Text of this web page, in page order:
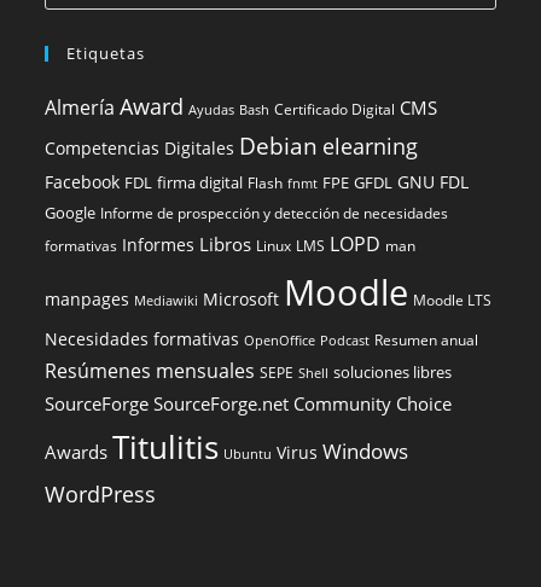
Etiquetas
Almería Award Ayudas Bash Certificado Digital CMS
Competencias Digitales Debian elearning
Facebook FDL firma digital Flash fnmt FPE GFDL GNU FDL
Google Informe de prospección y detección de necesidades
formativas Informes Libros Linux LMS LOPD man
manpages Mediawiki Microsoft Moodle Moodle LTS
Necesidades formativas OpenOffice Podcast Resumen anual
Resúmenes mensuales SEPE Shell soluciones libres
SourceForge SourceForge.net Community Choice
Awards Titulitis Ubuntu Virus Windows
WordPress